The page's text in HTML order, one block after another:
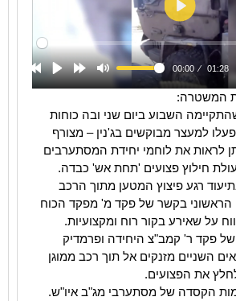
המשטרה:
השבוע ביום שני ובה כוחות
למעצר מבוקשים בג'נין – מצורף
לראות את לוחמי יחידת המסתערבים
חילוץ פצועים 'תחת אש' כבדה.
רגע פיצוץ המטען מתוך הרכב
הראשוני בקשר של פקד מ' מפקד הכוח
על שאירע בקור רוח ומקצועיות.
פקד ר' קמב"צ היחידה ופרמדיק
השניים מזנקים אל תוך רכב ממוגן
את הפצועים.
הקסדה של מסתערבי מג"ב איו"ש.